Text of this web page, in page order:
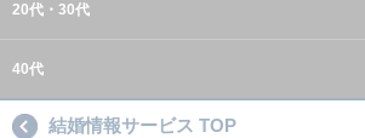
20代・30代
40代
結婚情報サービス TOP